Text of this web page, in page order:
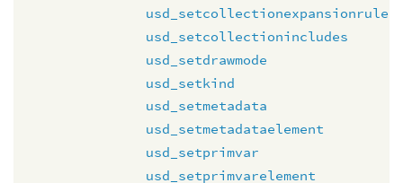
usd_setcollectionexpansionrule
usd_setcollectionincludes
usd_setdrawmode
usd_setkind
usd_setmetadata
usd_setmetadataelement
usd_setprimvar
usd_setprimvarelement